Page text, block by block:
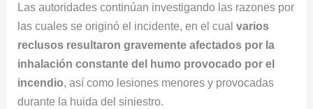
Las autoridades continúan investigando las razones por
las cuales se originó el incidente, en el cualvarios
reclusos resultaron gravemente afectados por la
inhalación constante del humo provocado por el
incendio, así como lesiones menores y provocadas
durante la huida del siniestro.